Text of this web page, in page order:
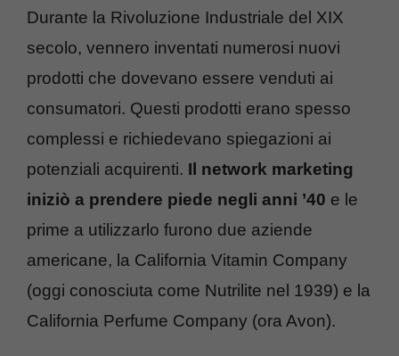
Durante la Rivoluzione Industriale del XIX
secolo, vennero inventati numerosi nuovi
prodotti che dovevano essere venduti ai
consumatori. Questi prodotti erano spesso
complessi e richiedevano spiegazioni ai
potenziali acquirenti. Il network marketing
iniziò a prendere piede negli anni ’40 e le
prime a utilizzarlo furono due aziende
americane, la California Vitamin Company
(oggi conosciuta come Nutrilite nel 1939) e la
California Perfume Company (ora Avon).